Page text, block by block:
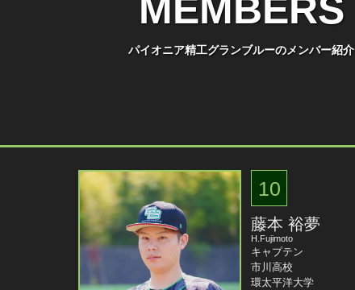
MEMBERS
パイオニア精工グランブルーのメンバー紹介
10
藤本 裕夢
H.Fujimoto
キャプテン
市川高校
環太平洋大学